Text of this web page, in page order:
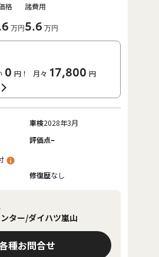
格
万円
諸費用
5.6 万円
0 円！ 月々 17,800 円
車検2028年3月
評価点-
修復歴なし
ター/ダイハツ嵐山
種お問合せ